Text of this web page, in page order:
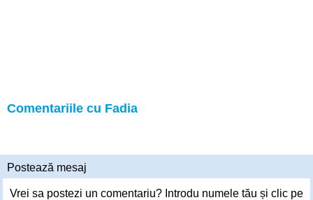
Comentariile cu Fadia
Postează mesaj
Vrei sa postezi un comentariu? Introdu numele tău și clic pe